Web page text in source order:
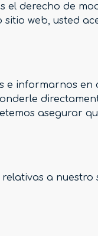
el derecho de
web, usted
e informarnos en
asegurar
a nuestro